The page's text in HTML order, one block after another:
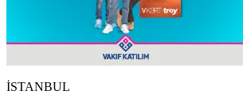
İSTANBUL